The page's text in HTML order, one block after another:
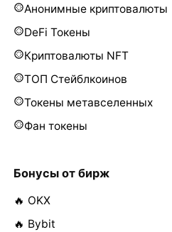
Анонимные криптовалюты
DeFi Токены
Криптовалюты NFT
ТОП Стейблкоинов
Токены метавселенных
Фан токены
Бонусы от бирж
🔥 OKX
🔥 Bybit